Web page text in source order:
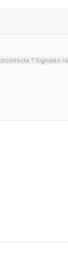
? Signalez-la